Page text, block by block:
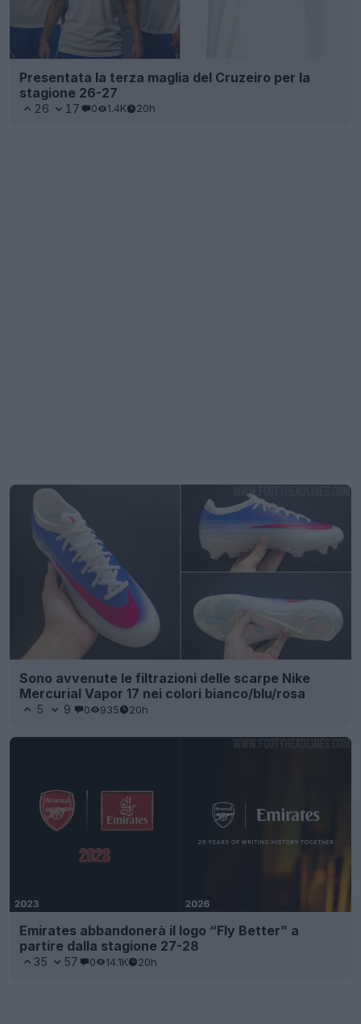
Presentata la terza maglia del Cruzeiro per la
stagione 26-27
26 17 0 1.4K 20h
Sono avvenute le filtrazioni delle scarpe Nike
Mercurial Vapor 17 nei colori bianco/blu/rosa
5 9 0 935 20h
Emirates abbandonerà il logo “Fly Better” a
partire dalla stagione 27-28
35 57 0 14.1K 20h